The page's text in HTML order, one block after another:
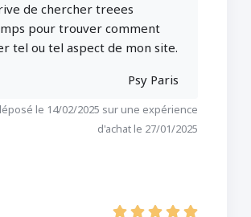
de chercher treees
pour trouver comment
tel ou tel aspect de mon site.
Psy Paris
le 14/02/2025 sur une expérience
d'achat le 27/01/2025